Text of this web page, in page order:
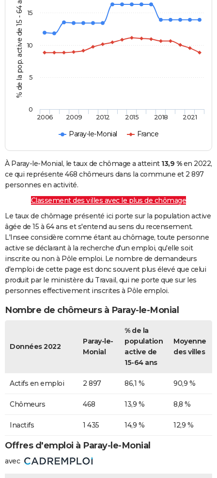
% de la pop. active de 15 - 64 ans
Paray-le-Monial France
2006 2009 2012 2015 2018 2021
0
5
10
15
À Paray-le-Monial, le taux de chômage a atteint 13,9 %en 2022,
ce qui représente 468 chômeurs dans la commune et 2 897
personnes en activité.
Classement des villes avec le plus de chômage
Le taux de chômage présenté ici porte sur la population active
âgée de 15 à 64 ans et s'entend au sens du recensement.
L'Insee considère comme étant au chômage, toute personne
active se déclarant à la recherche d'un emploi, qu'elle soit
inscrite ou non à Pôle emploi. Le nombre de demandeurs
d'emploi de cette page est donc souvent plus élevé que celui
produit par le ministère du Travail, qui ne porte que sur les
personnes effectivement inscrites à Pôle emploi.
Nombre de chômeurs à Paray-le-Monial
Données 2022
Paray-le-
Monial
% de la
population
active de
15-64 ans
Moyenne
des villes
Actifs en emploi 2 897 86,1 % 90,9 %
Chômeurs 468 13,9 % 8,8 %
Inactifs 1 435 14,9 % 12,9 %
Offres d'emploi à Paray-le-Monial
avec